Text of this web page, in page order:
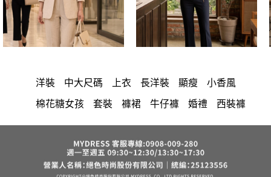
洋裝 中大尺碼 上衣 長洋裝 顯瘦 小香風
棉花糖女孩 套裝 褲裙 牛仔褲 婚禮 西裝褲
長裙 雪紡 裙子 長褲 短洋裝 襯衫 正韓 洋裝
v領 針織 褲 內衣 裙 上身
連身褲 保暖 氣質 背心 收腰 外套